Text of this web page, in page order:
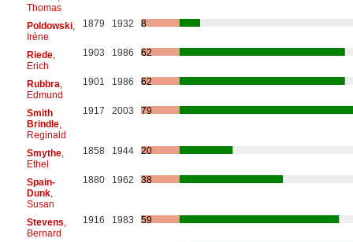
Thomas
Poldowski,
Irène
1879 1932 8
Riede,
Erich
1903 1986 62
Rubbra
Edmund
1901 1986 62
Smith
Brindle,
Reginald
1917 2003 79
Smythe,
Ethel
1858 1944 20
Spain-
Dunk,
Susan
1880 1962 38
Stevens
Bernard
1916 1983 59